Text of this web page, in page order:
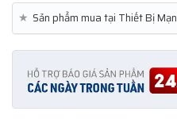
★ Sản phẩm mua tại Thiết Bị